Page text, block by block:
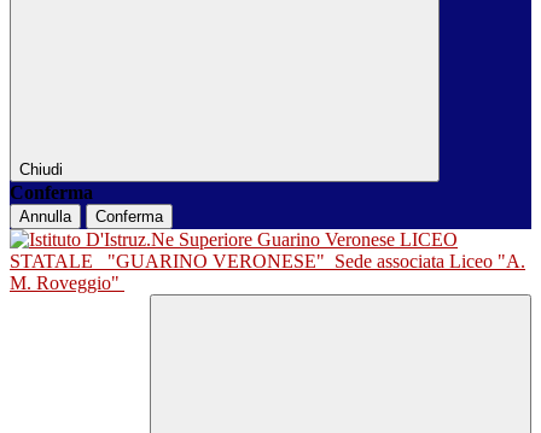
Chiudi
Conferma
Annulla Conferma
LICEO
STATALE
"GUARINO VERONESE" Sede associata Liceo "A.
M. Roveggio"